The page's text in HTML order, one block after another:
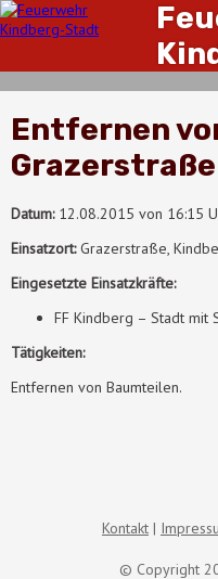
Entfernen
Grazerstraße
Datum:12.08.2015 von 16:15
Einsatzort:Grazerstraße,
Eingesetzte Einsatzkräfte:
FF Kindberg – Stadt mit
Tätigkeiten:
Entfernen von Baumteilen.
© Copyright
Kontakt